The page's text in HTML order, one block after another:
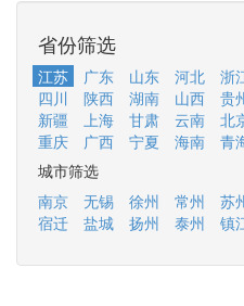
省份筛选
江苏 广东 山东 河北 浙
四川
陕西 湖南 山西 贵
新疆
上海 甘肃 云南 北
重庆
广西 宁夏 海南 青
城市筛选
南京
无锡 徐州 常州 苏
宿迁
盐城 扬州 泰州 镇